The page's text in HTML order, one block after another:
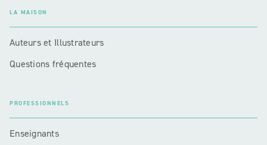
LA MAISON
Auteurs et Illustrateurs
Questions fréquentes
PROFESSIONNELS
Enseignants